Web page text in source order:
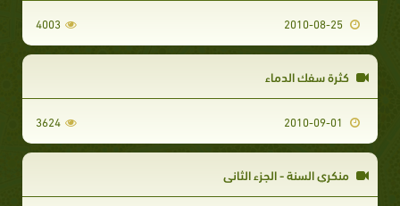
4003
كثرة سفك الدماء
3624
منكري السنة - الجزء الثاني